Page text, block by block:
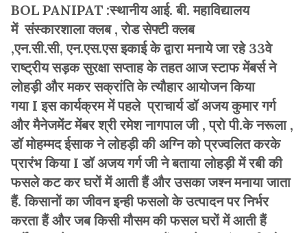
BOL PANIPAT :स्थानीय आई. बी. महाविद्यालय
में संस्कारशाला क्लब , रोड सेफ्टी क्लब
,एन.सी.सी, एन.एस.एस इकाई के द्वारा मनाये जा रहे 33वे
राष्ट्रीय सड़क सुरक्षा सप्ताह के तहत आज स्टाफ मेंबर्स ने
लोहड़ी और मकर सक्रांति के त्यौहार आयोजन किया
गया I इस कार्यक्रम में पहले प्राचार्य डॉ अजय कुमार गर्ग
और मैनेजमेंट मेंबर श्री रमेश नागपाल जी , प्रो पी.के नरूला ,
डॉ मोहम्मद ईसाक ने लोहड़ी की अग्नि को प्रज्वलित करके
प्रारंभ किया I डॉ अजय गर्ग जी ने बताया लोहड़ी में रबी की
फसले कट कर घरों में आती हैं और उसका जश्न मनाया जाता
हैं. किसानों का जीवन इन्ही फसलो के उत्पादन पर निर्भर
करता हैं और जब किसी मौसम की फसल घरों में आती हैं